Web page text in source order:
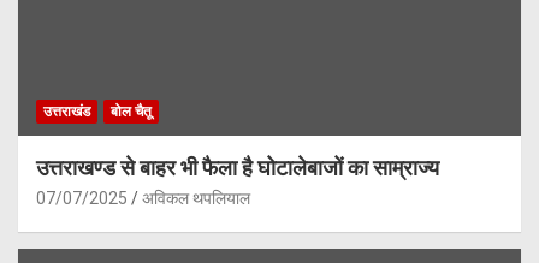
उत्तराखंड बोल चैतू
उत्तराखण्ड से बाहर भी फैला है घोटालेबाजों का साम्राज्य
07/07/2025 अविकल थपलियाल